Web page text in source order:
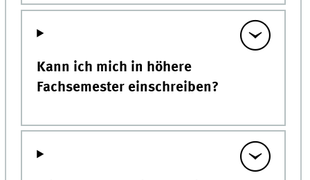
Kann ich mich in höhere
Fachsemester einschreiben?